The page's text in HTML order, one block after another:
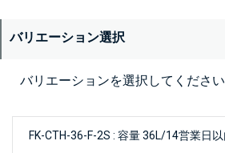
バリエーション選択
バリエーションを選択してください